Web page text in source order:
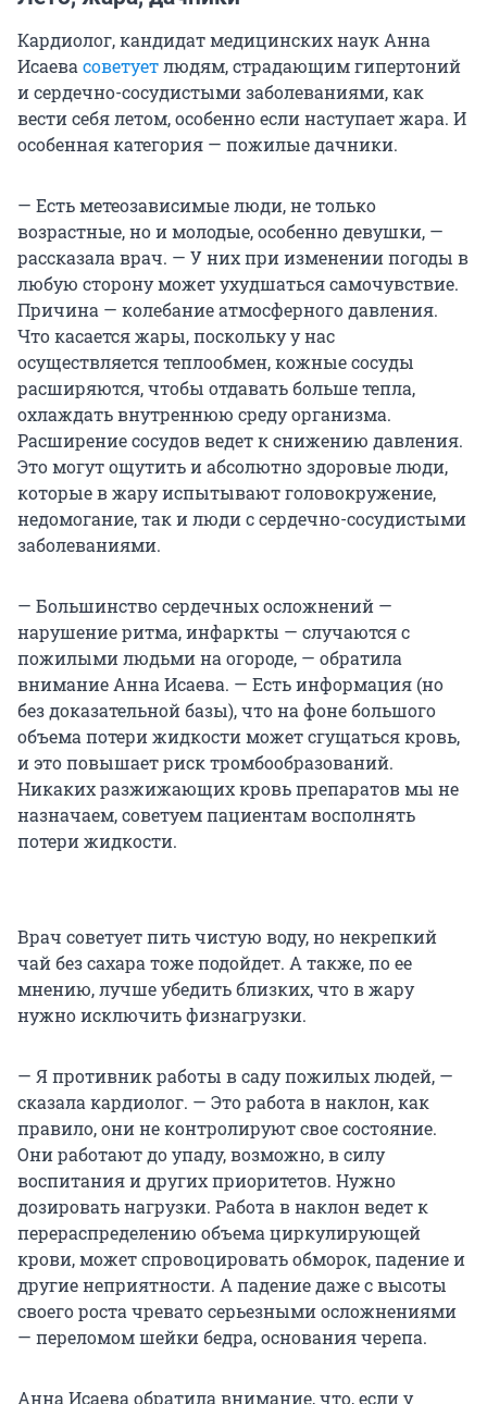
Кардиолог, кандидат медицинских наук Анна
Исаевасоветуетлюдям, страдающим гипертоний
и сердечно-сосудистыми заболеваниями, как
вести себя летом, особенно если наступает жара. И
особенная категория — пожилые дачники.
— Есть метеозависимые люди, не только
возрастные, но и молодые, особенно девушки, —
рассказала врач. — У них при изменении погоды в
любую сторону может ухудшаться самочувствие.
Причина — колебание атмосферного давления.
Что касается жары, поскольку у нас
осуществляется теплообмен, кожные сосуды
расширяются, чтобы отдавать больше тепла,
охлаждать внутреннюю среду организма.
Расширение сосудов ведет к снижению давления.
Это могут ощутить и абсолютно здоровые люди,
которые в жару испытывают головокружение,
недомогание, так и люди с сердечно-сосудистыми
заболеваниями.
— Большинство сердечных осложнений —
нарушение ритма, инфаркты — случаются с
пожилыми людьми на огороде, — обратила
внимание Анна Исаева. — Есть информация (но
без доказательной базы), что на фоне большого
объема потери жидкости может сгущаться кровь,
и это повышает риск тромбообразований.
Никаких разжижающих кровь препаратов мы не
назначаем, советуем пациентам восполнять
потери жидкости.
Врач советует пить чистую воду, но некрепкий
чай без сахара тоже подойдет. А также, по ее
мнению, лучше убедить близких, что в жару
нужно исключить физнагрузки.
— Я противник работы в саду пожилых людей, —
сказала кардиолог. — Это работа в наклон, как
правило, они не контролируют свое состояние.
Они работают до упаду, возможно, в силу
воспитания и других приоритетов. Нужно
дозировать нагрузки. Работа в наклон ведет к
перераспределению объема циркулирующей
крови, может спровоцировать обморок, падение и
другие неприятности. А падение даже с высоты
своего роста чревато серьезными осложнениями
— переломом шейки бедра, основания черепа.
Анна Исаева обратила внимание, что, если у